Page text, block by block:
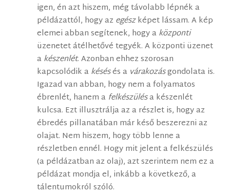
igen, én azt hiszem, még távolabb lépnék a
példázattól, hogy az egészképet lássam. A kép
elemei abban segítenek, hogy aközponti
üzenetet átélhetővé tegyék. A központi üzenet
akészenlét. Azonban ehhez szorosan
kapcsolódik akésésés a várakozásgondolata is.
Igazad van abban, hogy nem a folyamatos
ébrenlét, hanem a felkészülésa készenlét
kulcsa. Ezt illusztrálja az a részlet is, hogy az
ébredés pillanatában már késő beszerezni az
olajat. Nem hiszem, hogy több lenne a
részletben ennél. Hogy mit jelent a felkészülés
(a példázatban az olaj), azt szerintem nem ez a
példázat mondja el, inkább a következő, a
tálentumokról szóló.